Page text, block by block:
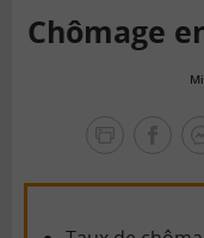
Chômage
tous